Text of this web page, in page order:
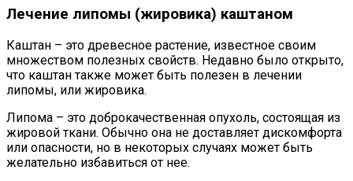
Лечение липомы (жировика) каштаном
Каштан – это древесное растение, известное своим
множеством полезных свойств. Недавно было открыто,
что каштан также может быть полезен в лечении
липомы, или жировика.
Липома – это доброкачественная опухоль, состоящая из
жировой ткани. Обычно она не доставляет дискомфорта
или опасности, но в некоторых случаях может быть
желательно избавиться от нее.